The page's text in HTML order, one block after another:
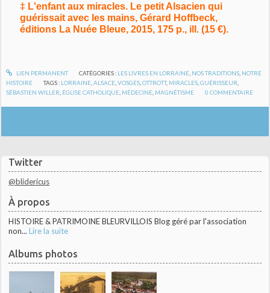
Twitter
@blidericus
À propos
HISTOIRE & PATRIMOINE BLEURVILLOIS Blog géré par l'association
non... Lire la suite
Albums photos
‡ L'enfant aux miracles. Le petit Alsacien qui
guérissait avec les mains, Gérard Hoffbeck,
éditions La Nuée Bleue, 2015, 175 p., ill. (15 €).
LIEN PERMANENT CATÉGORIES : LES LIVRES EN LORRAINE, NOS TRADITIONS, NOTRE
HISTOIRE
TAGS : LORRAINE ,ALSACE ,VOSGES ,OTTROTT, MIRACLES ,GUÉRISSEUR
SÉBASTIEN WILLER ÉGLISE CATHOLIQUE MÉDECINE MAGNÉTISME 0 COMMENTAIRE